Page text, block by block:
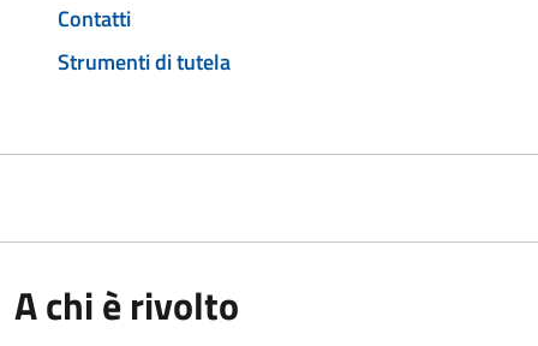
Contatti
Strumenti di tutela
A chi è rivolto